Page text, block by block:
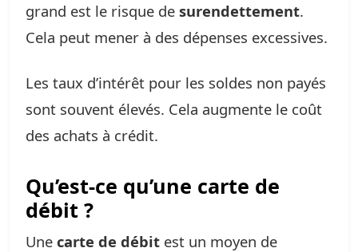
grand est le risque de surendettement.
Cela peut mener à des dépenses excessives.
Les taux d’intérêt pour les soldes non payés
sont souvent élevés. Cela augmente le coût
des achats à crédit.
Qu’est-ce qu’une carte de
débit ?
Une carte de débit est un moyen de